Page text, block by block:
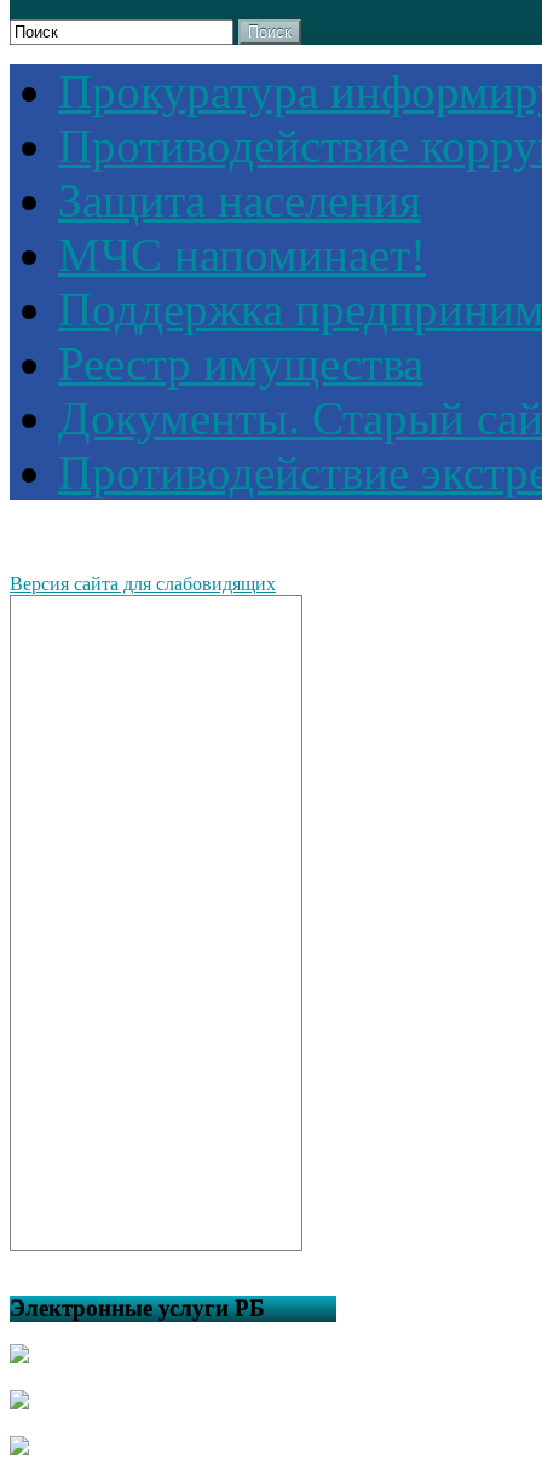
Поиск
Прокуратура
Противодействие
Защита населения
МЧС напоминает!
Поддержка
Реестр имущества
Документы. Старый
Противодействие
Версия сайта для слабовидящих
Электронные услуги РБ